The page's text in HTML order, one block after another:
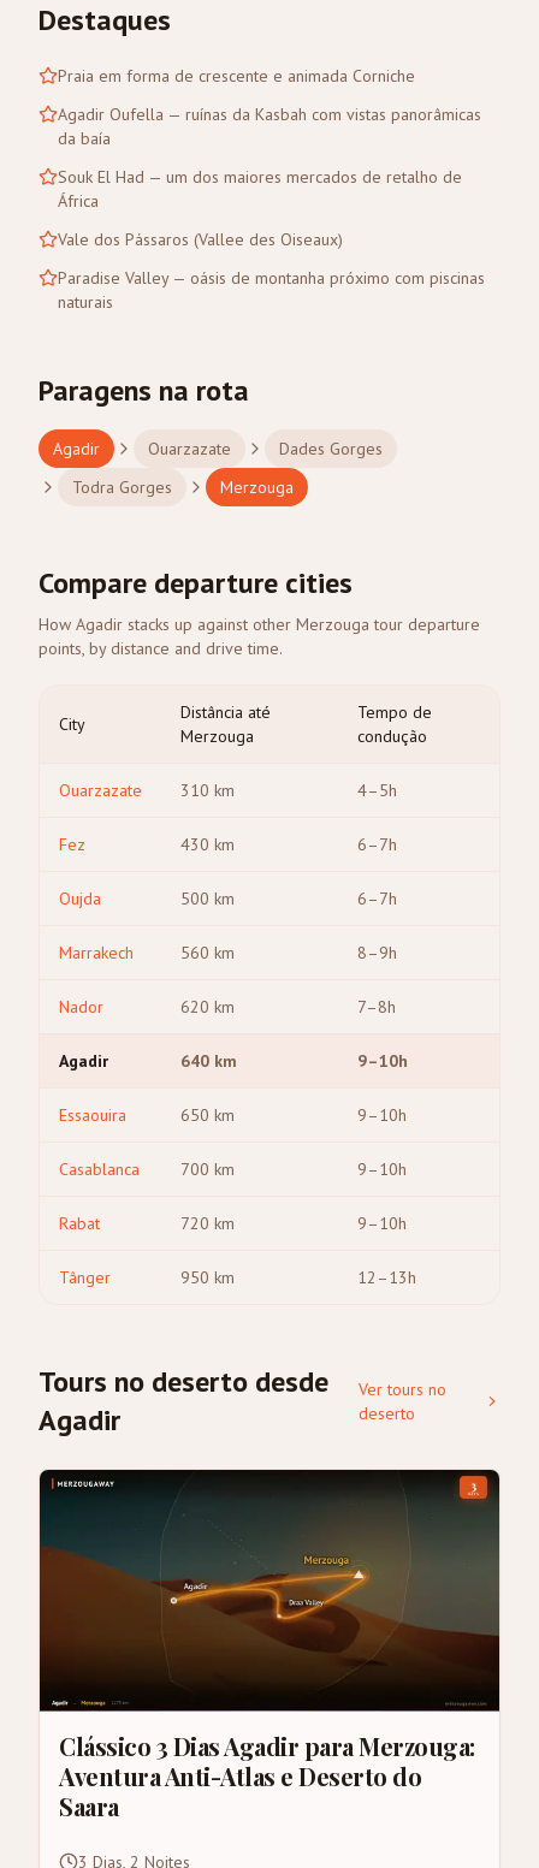
Destaques
Praia em forma de crescente e animada Corniche
Agadir Oufella — ruínas da Kasbah com vistas panorâmicas
da baía
Souk El Had — um dos maiores mercados de retalho de
África
Vale dos Pássaros (Vallee des Oiseaux)
Paradise Valley — oásis de montanha próximo com piscinas
naturais
Paragens na rota
Agadir Ouarzazate
Dades Gorges
Todra Gorges
Merzouga
Compare departure cities
How Agadir stacks up against other Merzouga tour departure
points, by distance and drive time.
City
Distância até
Merzouga
Tempo de
condução
Ouarzazate 310 km 4–5h
Fez 430 km 6–7h
Oujda 500 km 6–7h
Marrakech 560 km 8–9h
Nador 620 km 7–8h
Agadir 640 km 9–10h
Essaouira 650 km 9–10h
Casablanca 700 km 9–10h
Rabat 720 km 9–10h
Tânger 950 km 12–13h
Tours no deserto desde
Agadir
Ver tours no
deserto
Clássico 3 Dias Agadir para Merzouga:
Aventura Anti-Atlas e Deserto do
Saara
3 Dias, 2 Noites